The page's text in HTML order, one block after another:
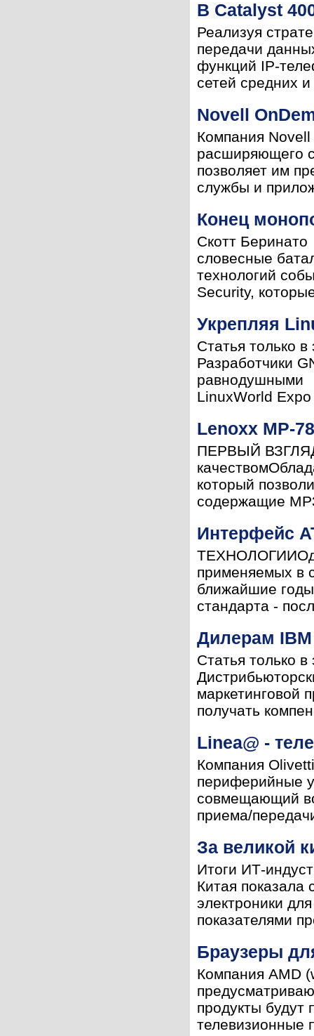
В Catalyst
Реализуя
передачи
функций IP-
сетей средних
Novell
Компания
расширяющего
позволяет им
службы и
Конец
Скотт
словесные
технологий
Security,
Укрепляя
Статья только
Разработчики
равнодушными
LinuxWorld Expo
Lenoxx MP-
ПЕРВЫЙ
который
содержащие
Интерфейс
применяемых в
ближайшие
стандарта -
Дилерам IBM
Статья только
маркетинговой
получать
Linea@ -
Компания
периферийные
совмещающий
приема/
За великой
Итоги ИТ-
Китая показала
электроники
показателями
Браузеры
Компания AMD
продукты
телевизионные